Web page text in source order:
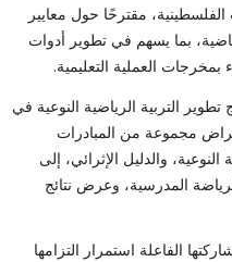
مقترحًا حول معايير
بما يسهم في تطوير أدوات
بمخرجات العملية التعليمية.
التربية الرياضية النوعية في
مجموعة من المبادرات
النوعية، والدليل الإثرائي، إلى
المدرسية، وعرض نتائج
الفاعلة استمرار التزامها